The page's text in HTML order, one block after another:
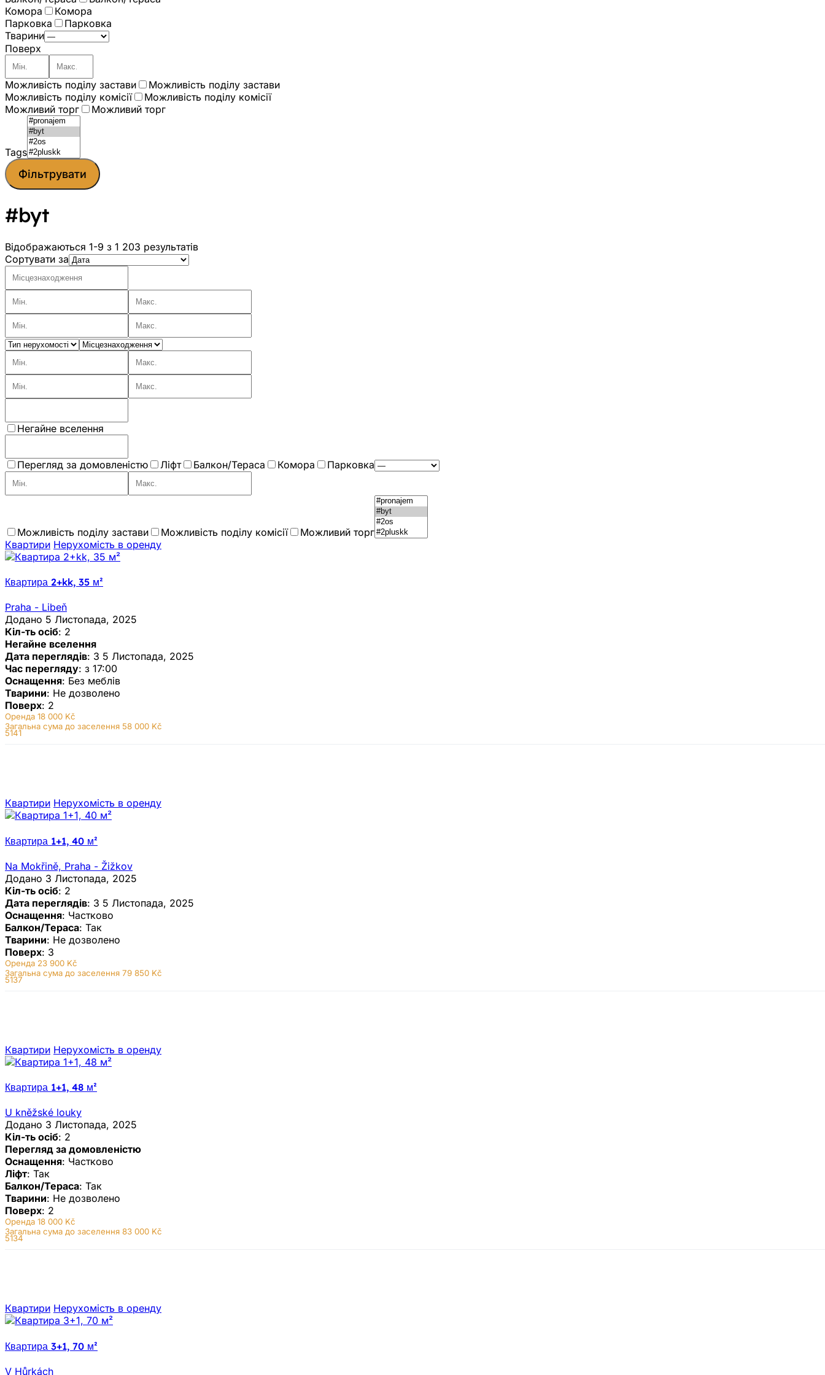
Комора
Комора
Парковка
Парковка
Тварини
Поверх
Можливість поділу застави
Можливість поділу застави
Можливість поділу комісії
Можливість поділу комісії
Можливий торг
Можливий торг
Tags
Фільтрувати
#byt
Відображаються 1-9 з 1 203 результатів
Сортувати за
Негайне вселення
Перегляд за домовленістю Ліфт Балкон/Тераса Комора Парковка
Можливість поділу застави Можливість поділу комісії
Можливий торг
Квартири Нерухомiсть в оренду
Квартира 2+kk, 35 м²
Praha - Libeň
Додано 5 Листопада, 2025
Кіл-ть осіб: 2
Негайне вселення
Дата переглядів: З 5 Листопада, 2025
Час перегляду: з 17:00
Оснащення: Без меблів
Тварини: Не дозволено
Поверх: 2
Оренда 18 000 Kč
Загальна сума до заселення 58 000 Kč
5141
Квартири Нерухомiсть в оренду
Квартира 1+1, 40 м²
Na Mokřině, Praha - Žižkov
Додано 3 Листопада, 2025
Кіл-ть осіб: 2
Дата переглядів: З 5 Листопада, 2025
Оснащення: Частково
Балкон/Тераса: Так
Тварини: Не дозволено
Поверх: 3
Оренда 23 900 Kč
Загальна сума до заселення 79 850 Kč
5137
Квартири Нерухомiсть в оренду
Квартира 1+1, 48 м²
U kněžské louky
Додано 3 Листопада, 2025
Кіл-ть осіб: 2
Перегляд за домовленістю
Оснащення: Частково
Ліфт: Так
Балкон/Тераса: Так
Тварини: Не дозволено
Поверх: 2
Оренда 18 000 Kč
Загальна сума до заселення 83 000 Kč
5134
Квартири Нерухомiсть в оренду
Квартира 3+1, 70 м²
V Hůrkách